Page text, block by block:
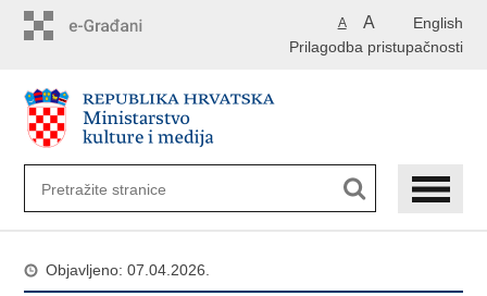
English
A A
Prilagodba pristupačnosti
Objavljeno: 07.04.2026.